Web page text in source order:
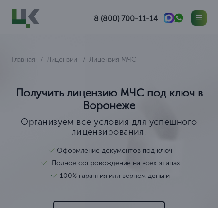
8 (800) 700-11-14
Главная Лицензии Лицензия МЧС
Получить лицензию МЧС под ключ в
Воронеже
Организуем все условия для успешного
лицензирования!
Оформление документов под ключ
Полное сопровождение на всех этапах
100% гарантия или вернем деньги